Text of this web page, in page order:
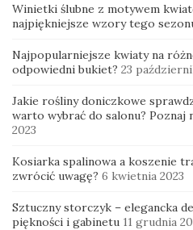
Winietki ślubne z motywem
najpiękniejsze wzory tego
Najpopularniejsze kwiaty na
odpowiedni bukiet? 23
Jakie rośliny doniczkowe
warto wybrać do salonu? Poznaj
2023
Kosiarka spalinowa a koszenie
zwrócić uwagę? 6 kwietnia 2023
Sztuczny storczyk – elegancka
piękności i gabinetu 11 grudnia